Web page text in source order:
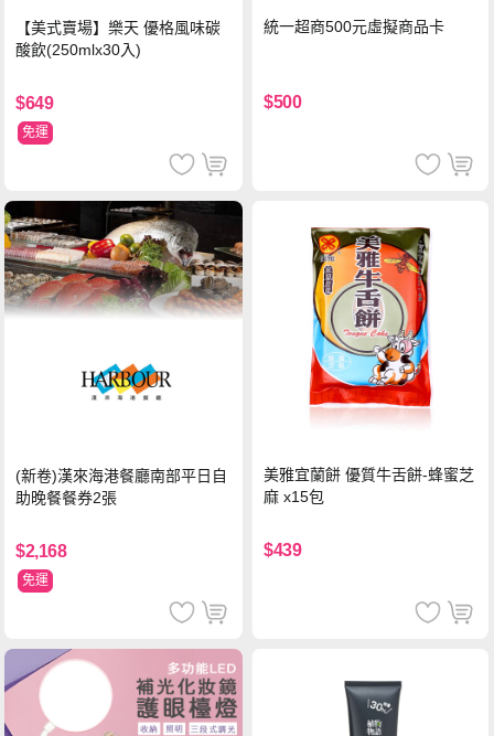
【美式賣場】樂天 優格風味碳
酸飲(250mlx30入)
$649
免運
統一超商500元虛擬商品卡
$500
(新卷)漢來海港餐廳南部平日自
助晚餐餐券2張
$2,168
免運
美雅宜蘭餅 優質牛舌餅-蜂蜜芝
麻 x15包
$439